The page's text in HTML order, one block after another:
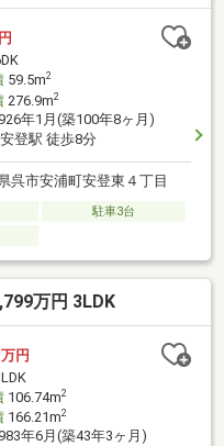
59.5m2
276.9m2
年1月(築100年8ヶ月)
登駅 徒歩8分
呉市安浦町安登東４丁目
駐車3台
万円 3LDK
万円
106.74m2
166.21m2
年6月(築43年3ヶ月)